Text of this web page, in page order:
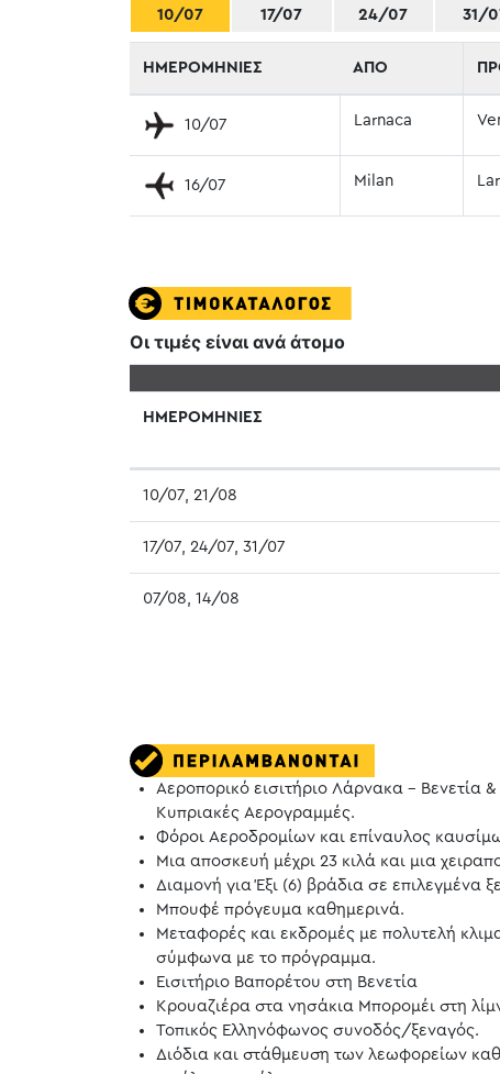
10/07 17/07 24/07 31/
ΗΜΕΡΟΜΗΝΙΕΣ ΑΠΟ
10/07 Larnaca
16/07 Milan
Οι τιμές είναι ανά άτομο
ΗΜΕΡΟΜΗΝΙΕΣ
10/07, 21/08
17/07, 24/07, 31/07
07/08, 14/08
Αεροπορικό εισιτήριο Λάρνακα – Βενετία
Κυπριακές Αερογραμμές.
Φόροι Αεροδρομίων και επίναυλος
Μια αποσκευή μέχρι 23 κιλά και μια
Διαμονή για Έξι (6) βράδια σε επιλεγμένα
Μπουφέ πρόγευμα καθημερινά.
Μεταφορές και εκδρομές με πολυτελή
σύμφωνα με το πρόγραμμα.
Εισιτήριο Βαπορέτου στη Βενετία
Κρουαζιέρα στα νησάκια Μπορομέι στη
Τοπικός Ελληνόφωνος συνοδός/ξεναγός.
Διόδια και στάθμευση των λεωφορείων